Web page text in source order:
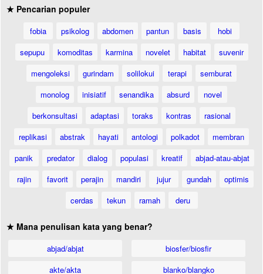
★ Pencarian populer
fobia psikolog abdomen pantun basis
hobi
sepupu
komoditas karmina novelet habitat
suvenir
mengoleksi
gurindam solilokui terapi
semburat
monolog
inisiatif senandika absurd
novel
berkonsultasi
adaptasi toraks kontras
rasional
replikasi
abstrak hayati antologi polkadot
membran
panik
predator dialog populasi kreatif
abjad-atau-abjat
rajin
favorit perajin mandiri jujur gundah
optimis
cerdas
tekun ramah deru
★ Mana penulisan kata yang benar?
abjad/abjat
akte/akta
biosfer/biosfir
blanko/blangko